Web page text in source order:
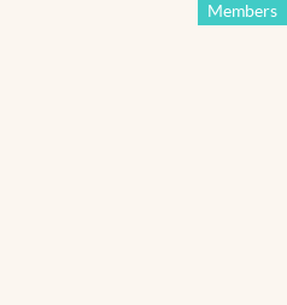
Members